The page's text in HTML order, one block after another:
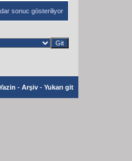
sonuc gösteriliyor
- Arşiv - Yukarı git